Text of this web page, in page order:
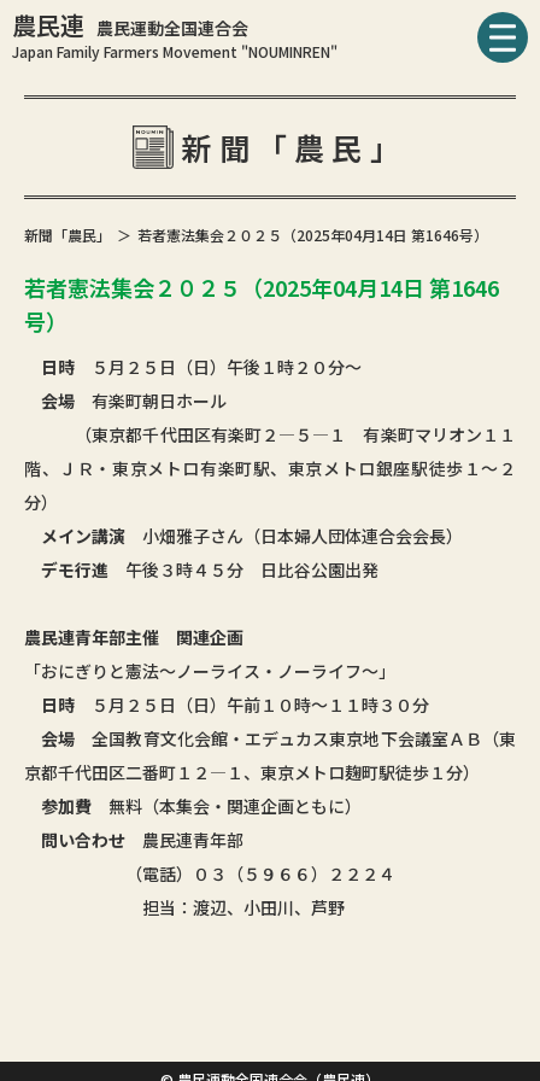
農民連 農民運動全国連合会
Japan Family Farmers Movement "NOUMINREN"
新聞「農民」
新聞「農民」 若者憲法集会２０２５（2025年04月14日 第1646号）
若者憲法集会２０２５（2025年04月14日 第1646
号）
日時 ５月２５日（日）午後１時２０分～
会場 有楽町朝日ホール
（東京都千代田区有楽町２―５―１ 有楽町マリオン１１
階、ＪＲ・東京メトロ有楽町駅、東京メトロ銀座駅徒歩１～２
分）
メイン講演 小畑雅子さん（日本婦人団体連合会会長）
デモ行進 午後３時４５分 日比谷公園出発
農民連青年部主催 関連企画
「おにぎりと憲法～ノーライス・ノーライフ～」
日時 ５月２５日（日）午前１０時～１１時３０分
会場 全国教育文化会館・エデュカス東京地下会議室ＡＢ（東
京都千代田区二番町１２―１、東京メトロ麹町駅徒歩１分）
参加費 無料（本集会・関連企画ともに）
問い合わせ 農民連青年部
（電話）０３（５９６６）２２２４
担当：渡辺、小田川、芦野